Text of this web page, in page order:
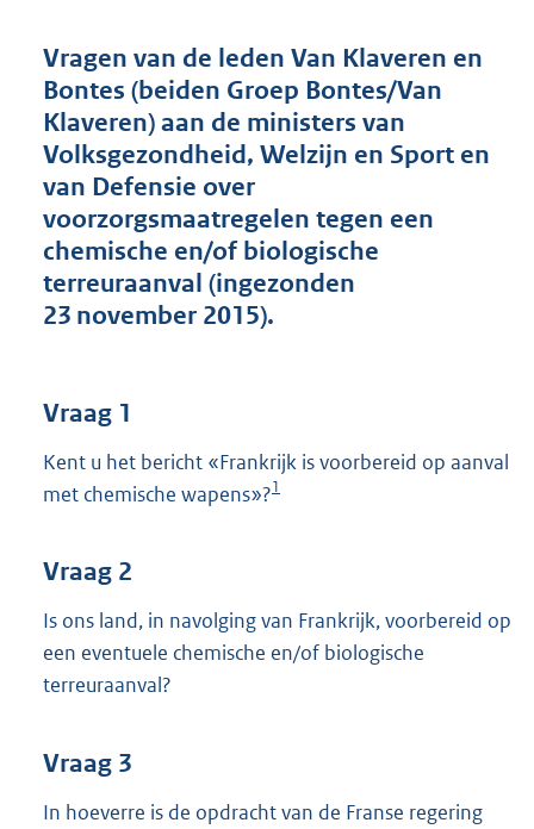
d
s
g
r
o
t
t
e
:
Vragen van de leden Van Klaveren en
Bontes (beiden Groep Bontes/Van
Klaveren) aan de ministers van
Volksgezondheid, Welzijn en Sport en
van Defensie over
voorzorgsmaatregelen tegen een
chemische en/of biologische
terreuraanval (ingezonden
23 november 2015).
Vraag 1
Kent u het bericht «Frankrijk is voorbereid op aanval
met chemische wapens»?1
Vraag 2
Is ons land, in navolging van Frankrijk, voorbereid op
een eventuele chemische en/of biologische
terreuraanval?
Vraag 3
In hoeverre is de opdracht van de Franse regering